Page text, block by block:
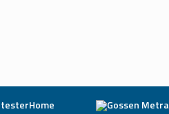
Home